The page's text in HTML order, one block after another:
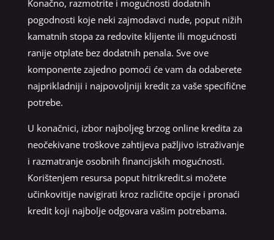
Konačno, razmotrite i mogućnosti dodatnih
pogodnosti koje neki zajmodavci nude, poput nižih
kamatnih stopa za redovite klijente ili mogućnosti
ranije otplate bez dodatnih penala. Sve ove
komponente zajedno pomoći će vam da odaberete
najprikladniji i najpovoljniji kredit za vaše specifične
potrebe.
U konačnici, izbor najboljeg brzog online kredita za
neočekivane troškove zahtijeva pažljivo istraživanje
i razmatranje osobnih financijskih mogućnosti.
Korištenjem resursa poput hitrikredit.si možete
učinkovitije navigirati kroz različite opcije i pronaći
kredit koji najbolje odgovara vašim potrebama.